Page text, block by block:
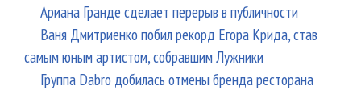
Ариана Гранде сделает перерыв в публичности
Ваня Дмитриенко побил рекорд Егора Крида, став
самым юным артистом, собравшим Лужники
Группа Dabro добилась отмены бренда ресторана